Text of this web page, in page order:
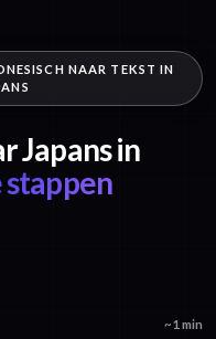
NAAR TEKST IN
Japans in
~1 min